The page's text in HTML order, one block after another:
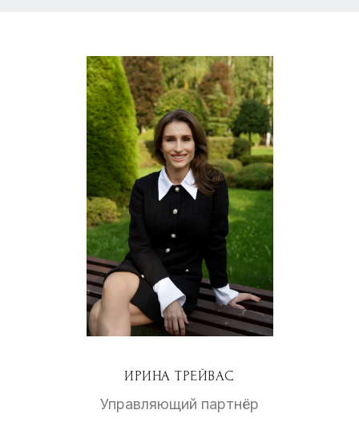
ИРИНА ТРЕЙВАС
Управляющий партнёр